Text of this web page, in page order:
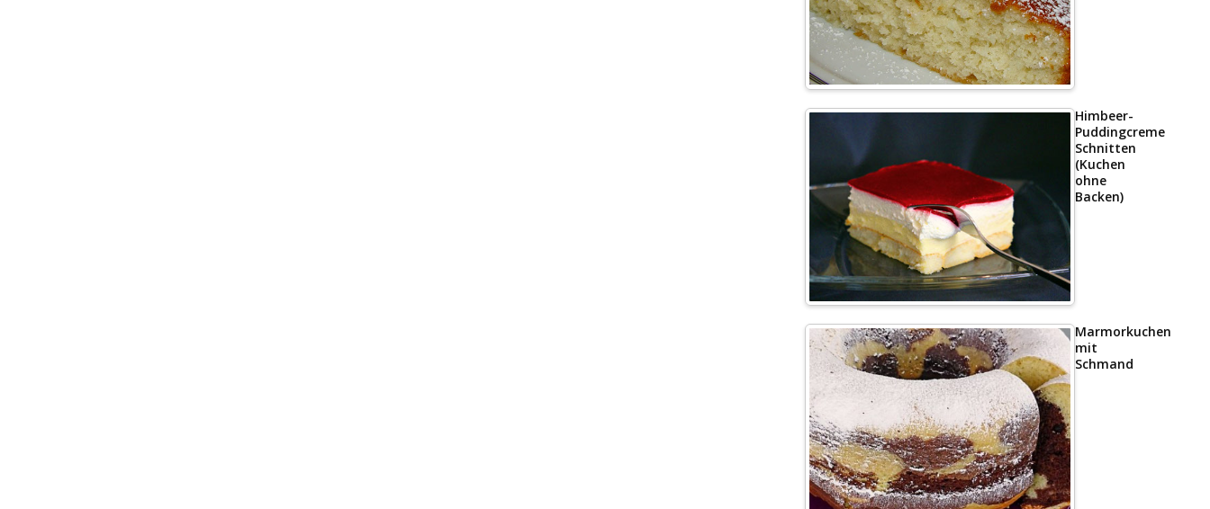
Himbeer-
Puddingcreme
Schnitten
(Kuchen
ohne
Backen)
Marmorkuchen
mit
Schmand